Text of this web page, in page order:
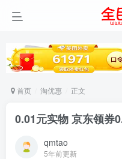
首页 淘优惠 正文
0.01元实物 京东领券
qmtao
5年前更新